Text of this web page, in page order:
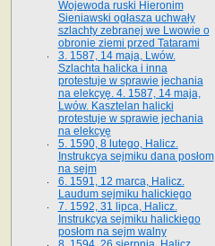
Wojewoda ruski Hieronim
Sieniawski ogłasza uchwały
szlachty zebranej we Lwowie o
obronie ziemi przed Tatarami
3. 1587, 14 maja, Lwów.
Szlachta halicka i inna
protestuje w sprawie jechania
na elekcyę. 4. 1587, 14 maja,
Lwów. Kasztelan halicki
protestuje w sprawie jechania
na elekcyę
5. 1590, 8 lutego, Halicz.
Instrukcya sejmiku dana posłom
na sejm
6. 1591, 12 marca, Halicz.
Laudum sejmiku halickiego
7. 1592, 31 lipca, Halicz.
Instrukcya sejmiku halickiego
posłom na sejm walny